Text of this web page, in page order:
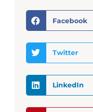
Facebook
Twitter
LinkedIn